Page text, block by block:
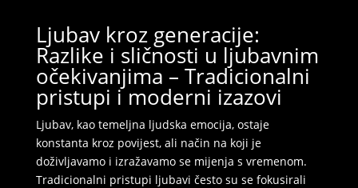
veze, poznanstva, brak
Razgovaram, nazovi čim završim!
Klikni ovdje za obavijest kada budem slobodna
Broj: 064/677-677
tel:0,93€ - mob:1,12€ min
Ljubav kroz generacije:
Razlike i sličnosti u ljubavnim
očekivanjima – Tradicionalni
pristupi i moderni izazovi
Ljubav, kao temeljna ljudska emocija, ostaje
konstanta kroz povijest, ali način na koji je
doživljavamo i izražavamo se mijenja s vremenom.
Tradicionalni pristupi ljubavi često su se fokusirali